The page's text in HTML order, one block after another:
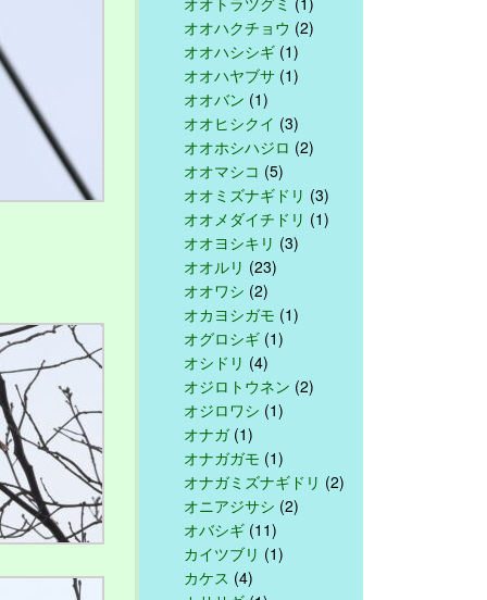
オオハクチョウ (2)
オオハシシギ (1)
オオハヤブサ (1)
オオバン (1)
オオヒシクイ (3)
オオホシハジロ (2)
オオマシコ (5)
オオミズナギドリ (3)
オオメダイチドリ (1)
オオヨシキリ (3)
オオルリ (23)
オオワシ (2)
オカヨシガモ (1)
オグロシギ (1)
オシドリ (4)
オジロトウネン (2)
オジロワシ (1)
オナガ(1)
オナガガモ (1)
オナガミズナギドリ (2)
オニアジサシ (2)
オバシギ (11)
カイツブリ (1)
カケス (4)